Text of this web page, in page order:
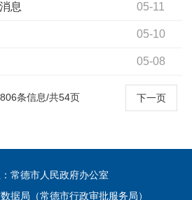
息 05-11
05-10
05-08
下一页
条信息/共54页
常德市人民政府办公室
据局（常德市行政审批服务局）